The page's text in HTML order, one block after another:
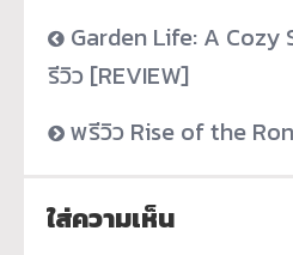
Garden Life: A Cozy
รีวิว [REVIEW]
พรีวิว Rise of the
ใส่ความเห็น